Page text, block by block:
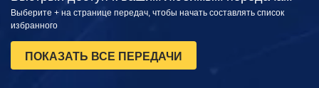
Выберите + на странице передач, чтобы начать составлять список
избранного
ПОКАЗАТЬ ВСЕ ПЕРЕДАЧИ